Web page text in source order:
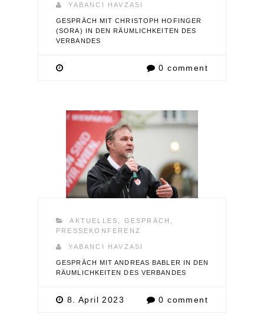
YABANCI HAVZASI
GESPRÄCH MIT CHRISTOPH HOFINGER
(SORA) IN DEN RÄUMLICHKEITEN DES
VERBANDES
0 comment
AKTUELLES GESPRÄCH
PRESSEKONFERENZ
YABANCI HAVZASI
GESPRÄCH MIT ANDREAS BABLER IN DEN
RÄUMLICHKEITEN DES VERBANDES
8. April 2023 0 comment